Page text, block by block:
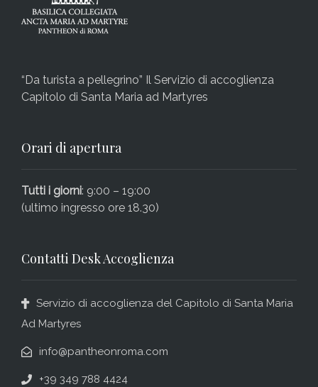
“Da turista a pellegrino” Il Servizio di accoglienza
Capitolo di Santa Maria ad Martyres
Orari di apertura
Tutti i giorni: 9:00 – 19:00
(ultimo ingresso ore 18.30)
Contatti Desk Accoglienza
Servizio di accoglienza del Capitolo di Santa Maria
Ad Martyres
info@pantheonroma.com
+39 349 788 4424